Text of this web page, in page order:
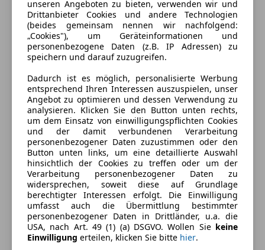
Schadstoffklasse
Euro 4
Kraftstoff
Diesel
CO₂-Emissionen
169 g/km (komb.)
Ausstattung
Komfort
Einparkhilfe
Einparkhilfe Sensoren hinten
Einparkhilfe Sensoren vorne
Elektrische Fensterheber
Elektrische Seitenspiegel
Mehr anzeigen
Farbe und Innenausstattung
Außenfarbe
Schwarz
Farbe laut Hersteller
Phantomschwarz
unseren Angeboten zu bieten, verwenden wir und
Drittanbieter Cookies und andere Technologien
(beides gemeinsam nennen wir nachfolgend:
„Cookies"), um Geräteinformationen und
personenbezogene Daten (z.B. IP Adressen) zu
speichern und darauf zuzugreifen.
Dadurch ist es möglich, personalisierte Werbung
entsprechend Ihren Interessen auszuspielen, unser
Angebot zu optimieren und dessen Verwendung zu
analysieren. Klicken Sie den Button unten rechts,
um dem Einsatz von einwilligungspflichten Cookies
und der damit verbundenen Verarbeitung
personenbezogener Daten zuzustimmen oder den
Button unten links, um eine detaillierte Auswahl
hinsichtlich der Cookies zu treffen oder um der
Verarbeitung personenbezogener Daten zu
widersprechen, soweit diese auf Grundlage
berechtigter Interessen erfolgt. Die Einwilligung
umfasst auch die Übermittlung bestimmter
personenbezogener Daten in Drittländer, u.a. die
USA, nach Art. 49 (1) (a) DSGVO. Wollen Sie keine
Einwilligung erteilen, klicken Sie bitte hier.